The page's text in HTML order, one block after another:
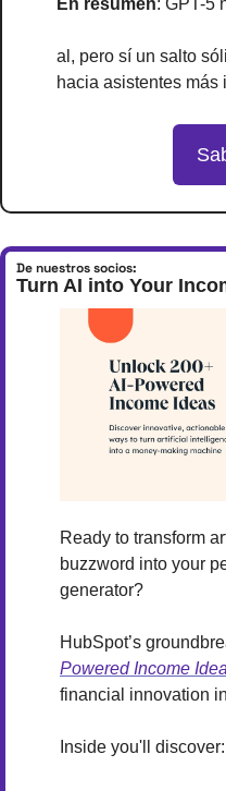
En resumen: GPT-5
al, pero sí un salto
hacia asistentes más
De nuestros socios:
Turn AI into Your
Ready to transform
buzzword into your
generator?
HubSpot’s
Powered Income
financial innovation
Inside you'll discover: